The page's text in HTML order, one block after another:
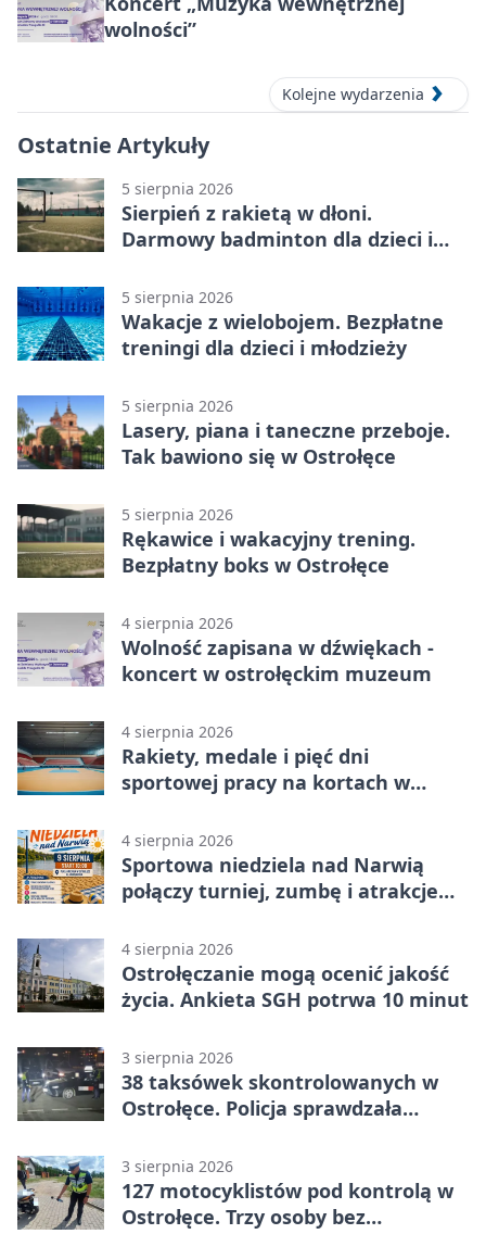
wolności”
Kolejne wydarzenia
Ostatnie Artykuły
5 sierpnia 2026
Sierpień z rakietą w dłoni.
Darmowy badminton dla dzieci i
5 sierpnia 2026
Wakacje z wielobojem. Bezpłatne
treningi dla dzieci i młodzieży
5 sierpnia 2026
Lasery, piana i taneczne przeboje.
Tak bawiono się w Ostrołęce
5 sierpnia 2026
Rękawice i wakacyjny trening.
Bezpłatny boks w Ostrołęce
4 sierpnia 2026
Wolność zapisana w dźwiękach -
koncert w ostrołęckim muzeum
4 sierpnia 2026
Rakiety, medale i pięć dni
sportowej pracy na kortach w
4 sierpnia 2026
Sportowa niedziela nad Narwią
połączy turniej, zumbę i atrakcje
4 sierpnia 2026
Ostrołęczanie mogą ocenić jakość
życia. Ankieta SGH potrwa 10 minut
3 sierpnia 2026
38 taksówek skontrolowanych w
Ostrołęce. Policja sprawdzała
3 sierpnia 2026
127 motocyklistów pod kontrolą w
Ostrołęce. Trzy osoby bez